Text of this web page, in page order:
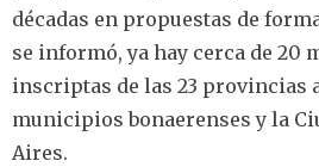
décadas en propuestas de
se informó, ya hay cerca de 20
inscriptas de las 23 provincias
municipios bonaerenses y la
Aires.